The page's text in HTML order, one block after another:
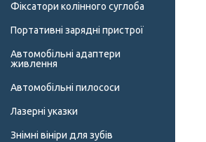
Фіксатори колінного суглоба
Портативні зарядні пристрої
Автомобільні адаптери
живлення
Автомобільні пилососи
Лазерні указки
Знімні вініри для зубів